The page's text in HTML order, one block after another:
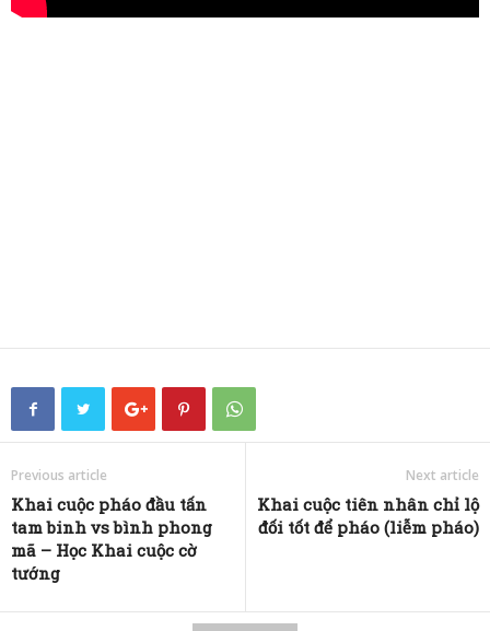
Previous article
Khai cuộc pháo đầu tấn
tam binh vs bình phong
mã – Học Khai cuộc cờ
tướng
Next article
Khai cuộc tiên nhân chỉ lộ
đối tốt để pháo (liễm pháo)